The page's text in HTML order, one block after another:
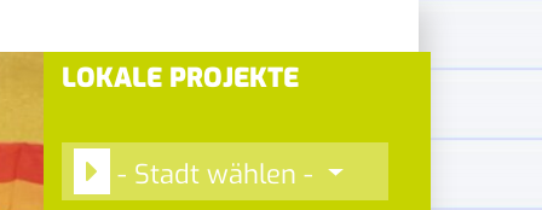
- Stadt wählen -
LOKALE PROJEKTE